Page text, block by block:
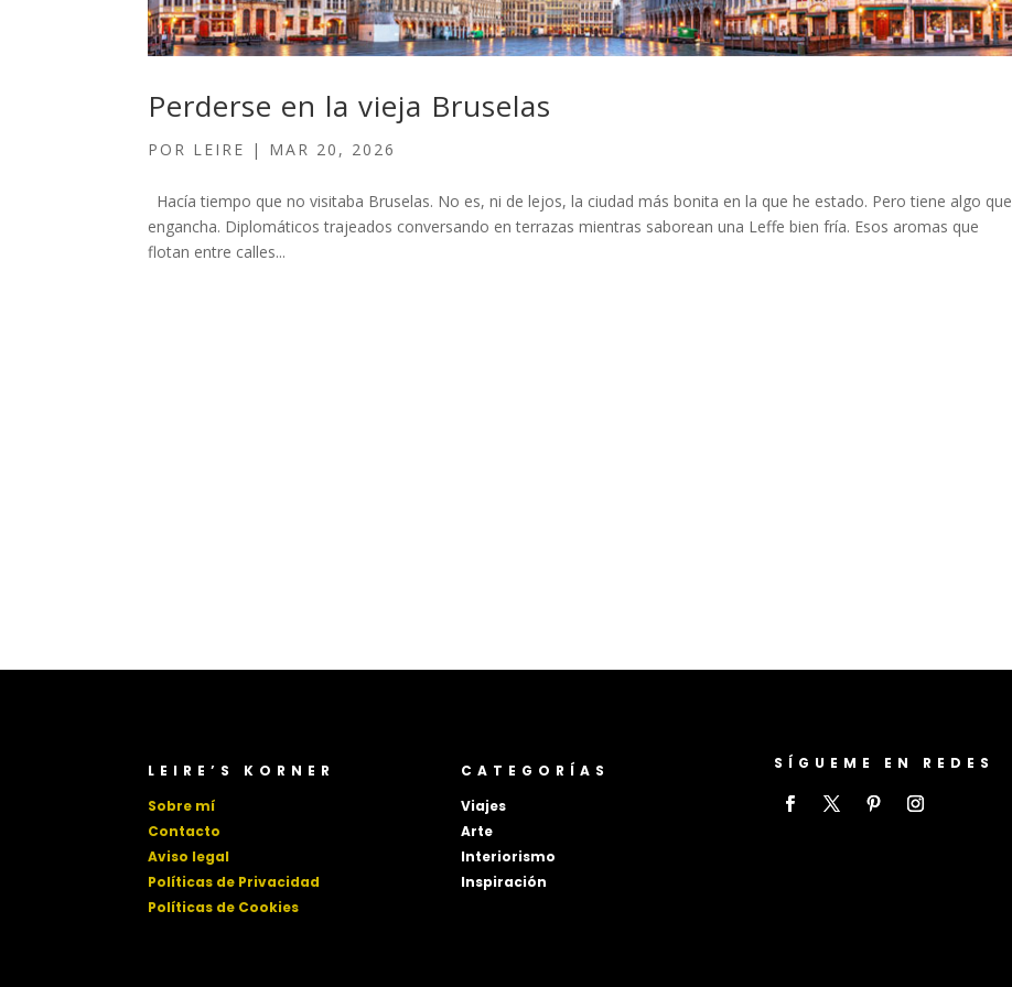
Perderse en la vieja Bruselas
POR LEIRE | MAR 20, 2026
Hacía tiempo que no visitaba Bruselas. No es, ni de lejos, la ciudad más bonita en la que he estado. Pero tiene algo que
engancha. Diplomáticos trajeados conversando en terrazas mientras saborean una Leffe bien fría. Esos aromas que
flotan entre calles...
LEIRE’S KORNER
Sobre mí
Contacto
Aviso legal
Políticas de Privacidad
Políticas de Cookies
CATEGORÍAS
Viajes
Arte
Interiorismo
Inspiración
SÍGUEME EN REDES